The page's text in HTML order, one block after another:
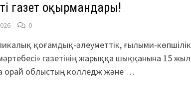
газет оқырмандары!
0
қоғамдық-әлеуметтік, ғылыми-көпшілік
газетінің жарыққа шыққанына 15 жыл
орай облыстың колледж және …